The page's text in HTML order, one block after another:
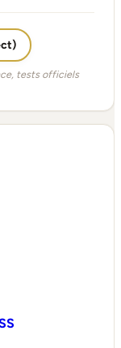
tests officiels